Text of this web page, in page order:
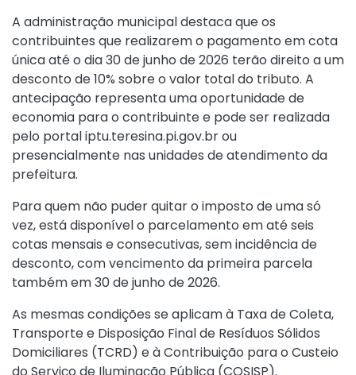
A administração municipal destaca que os
contribuintes que realizarem o pagamento em cota
única até o dia 30 de junho de 2026 terão direito a um
desconto de 10% sobre o valor total do tributo. A
antecipação representa uma oportunidade de
economia para o contribuinte e pode ser realizada
pelo portal iptu.teresina.pi.gov.br ou
presencialmente nas unidades de atendimento da
prefeitura.
Para quem não puder quitar o imposto de uma só
vez, está disponível o parcelamento em até seis
cotas mensais e consecutivas, sem incidência de
desconto, com vencimento da primeira parcela
também em 30 de junho de 2026.
As mesmas condições se aplicam à Taxa de Coleta,
Transporte e Disposição Final de Resíduos Sólidos
Domiciliares (TCRD) e à Contribuição para o Custeio